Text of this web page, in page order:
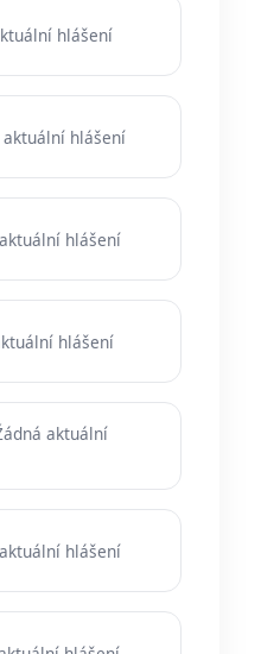
hlášení
aktuální hlášení
hlášení
hlášení
aktuální
hlášení